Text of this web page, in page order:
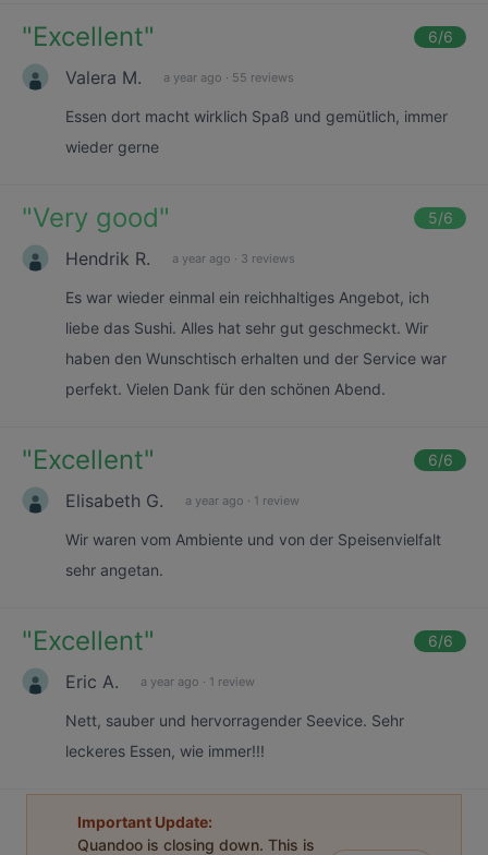
"Excellent" 6/6
Valera M. a year ago · 55 reviews
Essen dort macht wirklich Spaß und gemütlich, immer
wieder gerne
"Very good" 5/6
Hendrik R. a year ago · 3 reviews
Es war wieder einmal ein reichhaltiges Angebot, ich
liebe das Sushi. Alles hat sehr gut geschmeckt. Wir
haben den Wunschtisch erhalten und der Service war
perfekt. Vielen Dank für den schönen Abend.
"Excellent" 6/6
Elisabeth G. a year ago · 1 review
Wir waren vom Ambiente und von der Speisenvielfalt
sehr angetan.
"Excellent" 6/6
Eric A. a year ago · 1 review
Nett, sauber und hervorragender Seevice. Sehr
leckeres Essen, wie immer!!!
Important Update:
Quandoo is closing down. This is